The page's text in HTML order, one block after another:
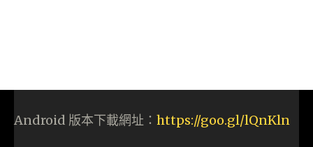
Android 版本下載網址： https://goo.gl/lQnKln